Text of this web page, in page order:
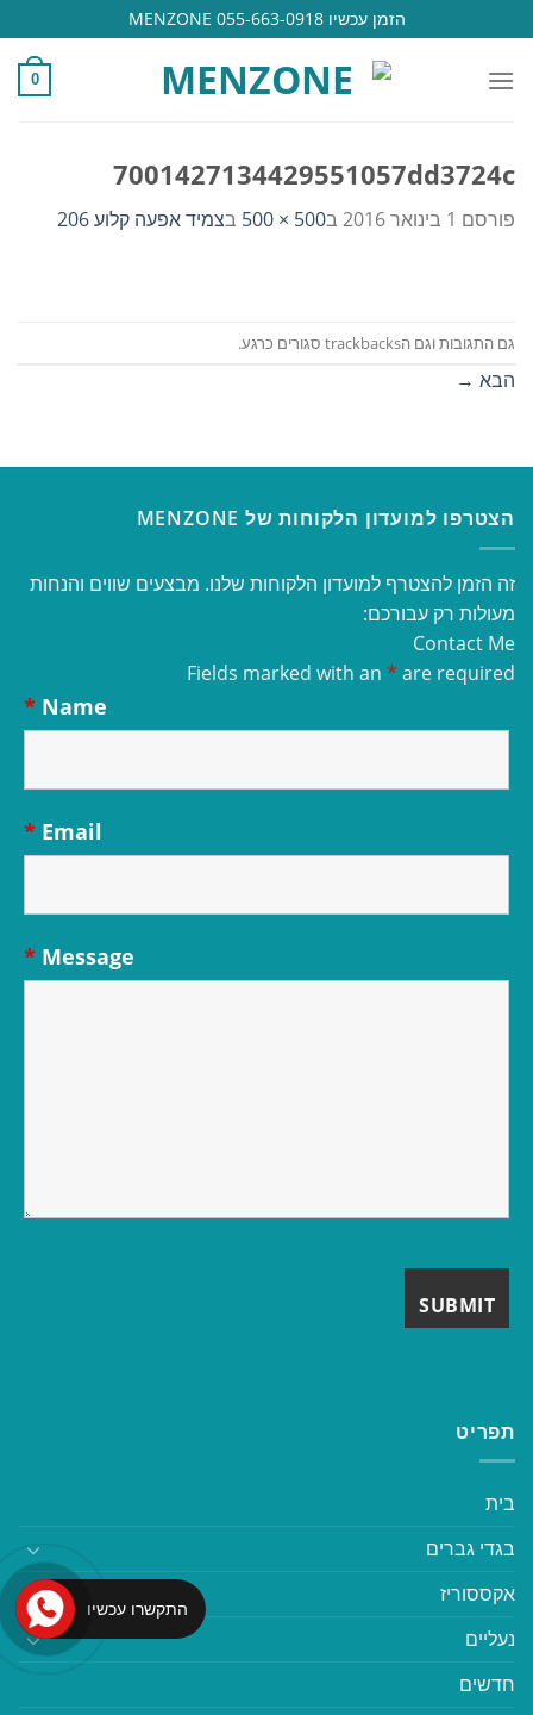
to
content
הזמן עכשיו 055-663-0918 MENZONE
0
7001427134429551057dd3724c
פורסם 1 בינואר 2016 ב500 × 500 בצמיד אפעה קלוע 206
גם התגובות וגם הtrackbacks סגורים כרגע.
הבא →
הצטרפו למועדון הלקוחות של MENZONE
זה הזמן להצטרף למועדון הלקוחות שלנו. מבצעים שווים והנחות
מעולות רק עבורכם:
Contact Me
Fields marked with an * are required
Name
*
Email
*
Message
*
תפריט
בית
בגדי גברים
אקססוריז
נעליים
חדשים
התקשרו עכשיו